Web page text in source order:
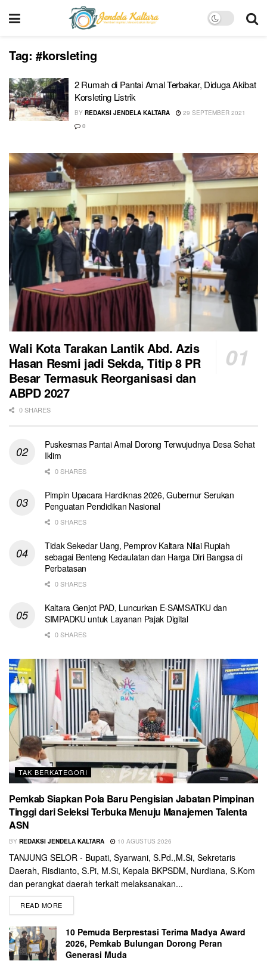
Tag: #korsleting
2 Rumah di Pantai Amal Terbakar, Diduga Akibat
Korsleting Listrik
BY REDAKSI JENDELA KALTARA
29 SEPTEMBER 2021
0
Wali Kota Tarakan Lantik Abd. Azis
Hasan Resmi jadi Sekda, Titip 8 PR
Besar Termasuk Reorganisasi dan
ABPD 2027
0 SHARES
Puskesmas Pantai Amal Dorong Terwujudnya Desa Sehat
Iklim
0 SHARES
Pimpin Upacara Hardiknas 2026, Gubernur Serukan
Penguatan Pendidikan Nasional
0 SHARES
Tidak Sekedar Uang, Pemprov Kaltara Nilai Rupiah
sebagai Benteng Kedaulatan dan Harga Diri Bangsa di
Perbatasan
0 SHARES
Kaltara Genjot PAD, Luncurkan E-SAMSATKU dan
SIMPADKU untuk Layanan Pajak Digital
0 SHARES
TAK BERKATEGORI
Pemkab Siapkan Pola Baru Pengisian Jabatan Pimpinan
Tinggi dari Seleksi Terbuka Menuju Manajemen Talenta
ASN
BY REDAKSI JENDELA KALTARA 10 AGUSTUS 2026
TANJUNG SELOR - Bupati, Syarwani, S.Pd.,M.Si, Sekretaris
Daerah, Risdianto, S.Pi, M.Si, Kepala BKPSDM, Nurdiana, S.Kom
dan perangkat daerah terkait melaksanakan...
READ MORE
10 Pemuda Berprestasi Terima Madya Award
2026, Pemkab Bulungan Dorong Peran
Generasi Muda